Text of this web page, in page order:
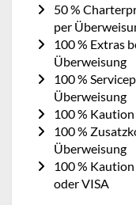
50 %
per
100 % Extras
Überweisung
100 %
Überweisung
100 %
100 %
Überweisung
100 %
oder VISA